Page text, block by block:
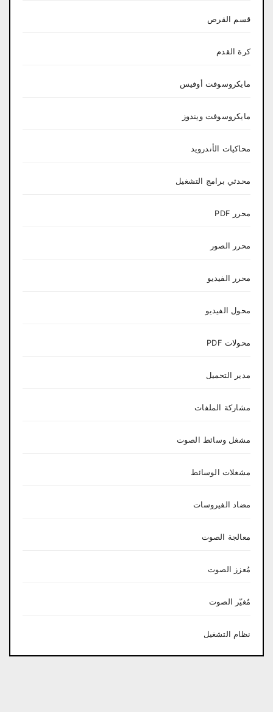
قسم القرص
كرة القدم
مايكروسوفت أوفيس
مايكروسوفت ويندوز
محاكيات الأندرويد
محدثي برامج التشغيل
محرر PDF
محرر الصور
محرر الفيديو
محول الفيديو
محولات PDF
مدير التحميل
مشاركة الملفات
مشغل وسائط الصوت
مشغلات الوسائط
مضاد الفيروسات
معالجة الصوت
مُعزز الصوت
مُغيّر الصوت
نظام التشغيل